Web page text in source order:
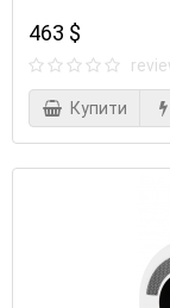
463 $
Купити